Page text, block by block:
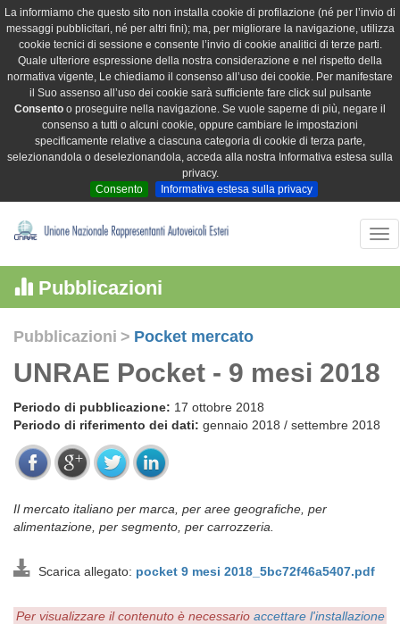
La informiamo che questo sito non installa cookie di profilazione (né per l’invio di
messaggi pubblicitari, né per altri fini); ma, per migliorare la navigazione, utilizza
cookie tecnici di sessione e consente l’invio di cookie analitici di terze parti.
Quale ulteriore espressione della nostra considerazione e nel rispetto della
normativa vigente, Le chiediamo il consenso all’uso dei cookie. Per manifestare
il Suo assenso all’uso dei cookie sarà sufficiente fare click sul pulsante
Consento o proseguire nella navigazione. Se vuole saperne di più, negare il
consenso a tutti o alcuni cookie, oppure cambiare le impostazioni
specificamente relative a ciascuna categoria di cookie di terza parte,
selezionandola o deselezionandola, acceda alla nostra Informativa estesa sulla
privacy.
Consento
Informativa estesa sulla privacy
Pubblicazioni
Pubblicazioni > Pocket mercato
UNRAE Pocket - 9 mesi 2018
Periodo di pubblicazione: 17 ottobre 2018
Periodo di riferimento dei dati: gennaio 2018 / settembre 2018
Il mercato italiano per marca, per aree geografiche, per
alimentazione, per segmento, per carrozzeria.
Scarica allegato: pocket 9 mesi 2018_5bc72f46a5407.pdf
Per visualizzare il contenuto è necessario accettare l'installazione